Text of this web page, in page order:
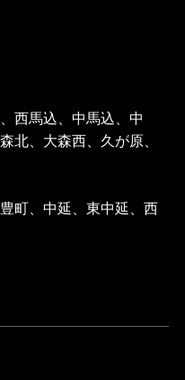
西馬込、中馬込、中
北、大森西、久が原、
町、中延、東中延、西